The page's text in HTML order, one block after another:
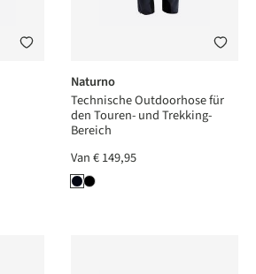
Naturno
Technische Outdoorhose für
den Touren- und Trekking-
Bereich
Van€ 149,95